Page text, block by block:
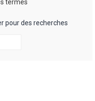
termes
pour des recherches